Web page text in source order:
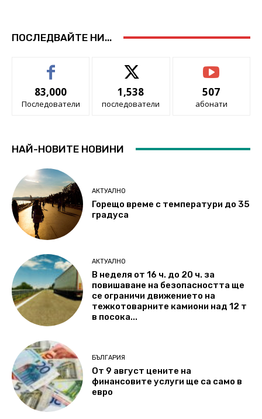
ПОСЛЕДВАЙТЕ НИ...
83,000
Последователи
1,538
последователи
507
абонати
НАЙ-НОВИТЕ НОВИНИ
АКТУАЛНО
Горещо време с температури до 35
градуса
АКТУАЛНО
В неделя от 16 ч. до 20 ч. за
повишаване на безопасността ще
се ограничи движението на
тежкотоварните камиони над 12 т
в посока...
БЪЛГАРИЯ
От 9 август цените на
финансовите услуги ще са само в
евро